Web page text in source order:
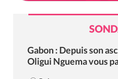
Gabon : Depuis son
Oligui Nguema vous